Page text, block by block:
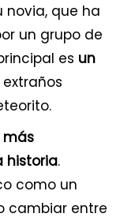
novia, que ha
un grupo de
es un
más
historia.
como un
cambiar entre